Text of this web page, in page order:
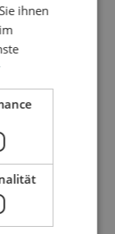
ihnen